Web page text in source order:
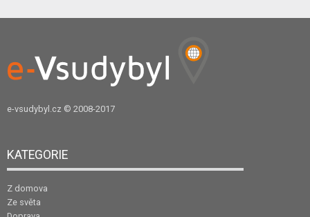
e-vsudybyl.cz © 2008-2017
KATEGORIE
Z domova
Ze světa